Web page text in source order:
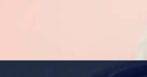
właśnie dlatego musi ono
mające kilkuletnie
lub firmy można skontaktować